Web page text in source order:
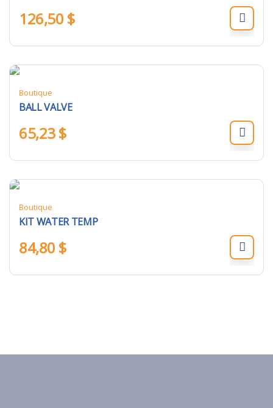
126,50 $
Boutique
BALL VALVE
65,23$
Boutique
KIT WATER TEMP
84,80 $